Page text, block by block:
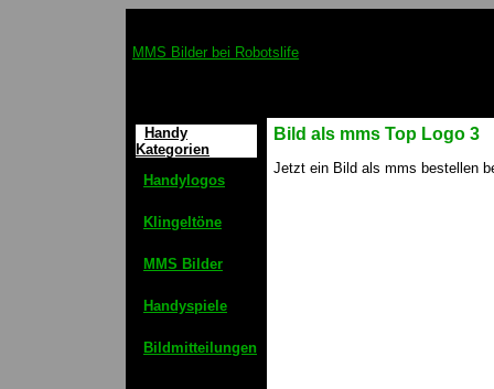
MMS Bilder bei Robotslife
Handy
Kategorien
Handylogos
Klingeltöne
MMS Bilder
Handyspiele
Bildmitteilungen
Bild als mms Top Logo 3
Jetzt ein Bild als mms bestellen